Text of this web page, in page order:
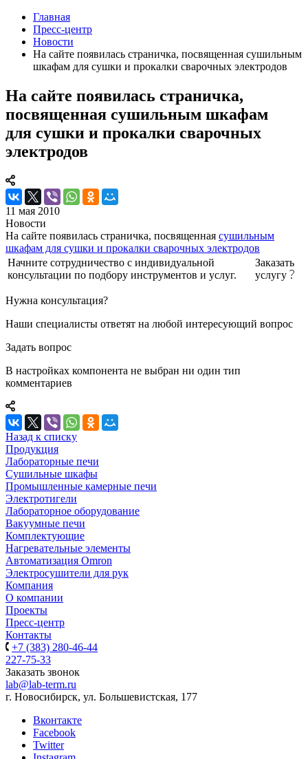
Главная
Пресс-центр
Новости
На сайте появилась страничка, посвященная сушильным
шкафам для сушки и прокалки сварочных электродов
На сайте появилась страничка,
посвященная сушильным шкафам
для сушки и прокалки сварочных
электродов
11 мая 2010
Новости
На сайте появилась страничка, посвященная сушильным
шкафам для сушки и прокалки сварочных электродов
Начните сотрудничество с индивидуальной
консультации по подбору инструментов и услуг.
Заказать
услугу
Нужна консультация?
Наши специалисты ответят на любой интересующий вопрос
Задать вопрос
В настройках компонента не выбран ни один тип
комментариев
Назад к списку
Продукция
Лабораторные печи
Сушильные шкафы
Промышленные камерные печи
Электротигели
Лабораторное оборудование
Вакуумные печи
Комплектующие
Нагревательные элементы
Автоматизация Omron
Электросушители для рук
Компания
О компании
Проекты
Пресс-центр
Контакты
+7 (383) 280-46-44
227-75-33
Заказать звонок
lab@lab-term.ru
г. Новосибирск, ул. Большевистская, 177
Вконтакте
Facebook
Twitter